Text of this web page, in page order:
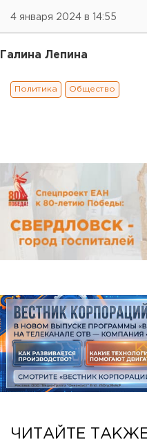
4 января 2024 в 14:55
Галина Лепина
Политика Общество
ЧИТАЙТЕ